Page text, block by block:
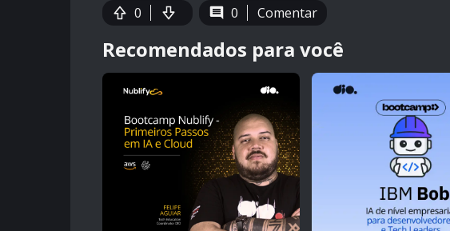
0 0 Comentar
Recomendados para você